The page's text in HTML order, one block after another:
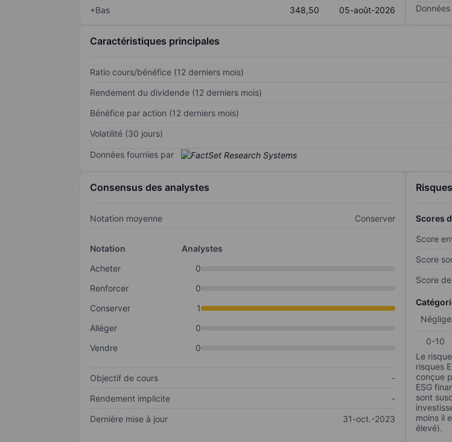
+Bas
348,50 05-août-2026
Caractéristiques principales
Ratio cours/bénéfice (12 derniers mois)
Rendement du dividende (12 derniers mois)
Bénéfice par action (12 derniers mois)
Volatilité (30 jours)
Données fournies par
Consensus des analystes
Notation moyenne Conserver
Notation
Analystes
Acheter
0
Renforcer
0
Conserver
1
Alléger
0
Vendre
0
Objectif de cours
-
Rendement implicite
-
Dernière mise à jour
31-oct.-2023
Scores
Score
Score
Score
0-10
Le
risques
conçue
ESG
sont
moins il
élevé).